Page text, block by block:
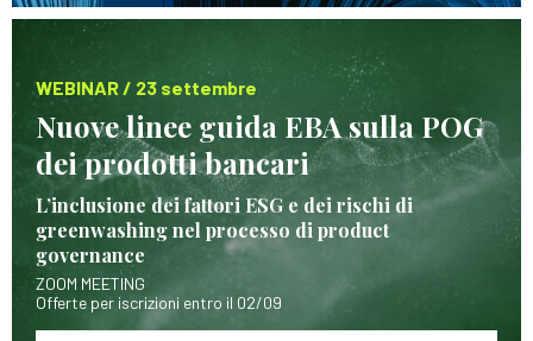
WEBINAR / 23 settembre
Nuove linee guida EBA sulla POG
dei prodotti bancari
L’inclusione dei fattori ESG e dei rischi di
greenwashing nel processo di product
governance
ZOOM MEETING
Offerte per iscrizioni entro il 02/09